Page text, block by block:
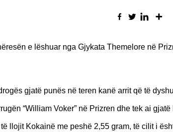
e lëshuar nga Gjykata Themelore në
gjatë punës në teren kanë arrit që të
“William Voker” në Prizren dhe tek ai gjatë
llojit Kokainë me peshë 2,55 gram, të cilit i